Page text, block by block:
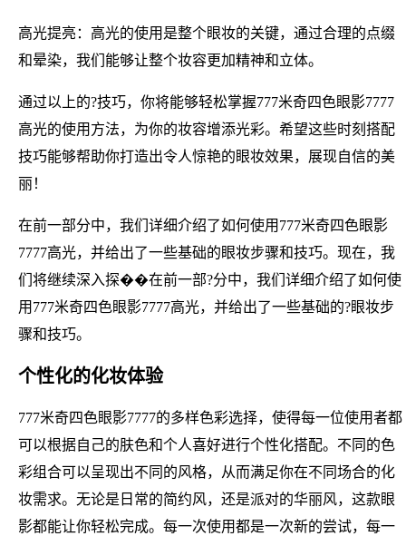
高光提亮：高光的使用是整个眼妆的关键，通过合理的点缀
和晕染，我们能够让整个妆容更加精神和立体。
通过以上的?技巧，你将能够轻松掌握777米奇四色眼影7777
高光的使用方法，为你的妆容增添光彩。希望这些时刻搭配
技巧能够帮助你打造出令人惊艳的眼妆效果，展现自信的美
丽！
在前一部分中，我们详细介绍了如何使用777米奇四色眼影
7777高光，并给出了一些基础的眼妆步骤和技巧。现在，我
们将继续深入探��在前一部?分中，我们详细介绍了如何使
用777米奇四色眼影7777高光，并给出了一些基础的?眼妆步
骤和技巧。
个性化的化妆体验
777米奇四色眼影7777的多样色彩选择，使得每一位使用者都
可以根据自己的肤色和个人喜好进行个性化搭配。不同的色
彩组合可以呈现出不同的风格，从而满足你在不同场合的化
妆需求。无论是日常的简约风，还是派对的华丽风，这款眼
影都能让你轻松完成。每一次使用都是一次新的尝试，每一